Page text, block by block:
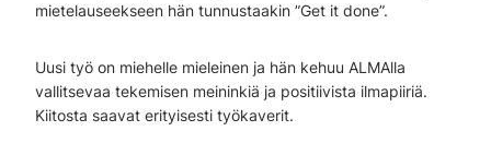
mietelauseekseen hän tunnustaakin ”Get it done”.
Uusi työ on miehelle mieleinen ja hän kehuu ALMAlla
vallitsevaa tekemisen meininkiä ja positiivista ilmapiiriä.
Kiitosta saavat erityisesti työkaverit.